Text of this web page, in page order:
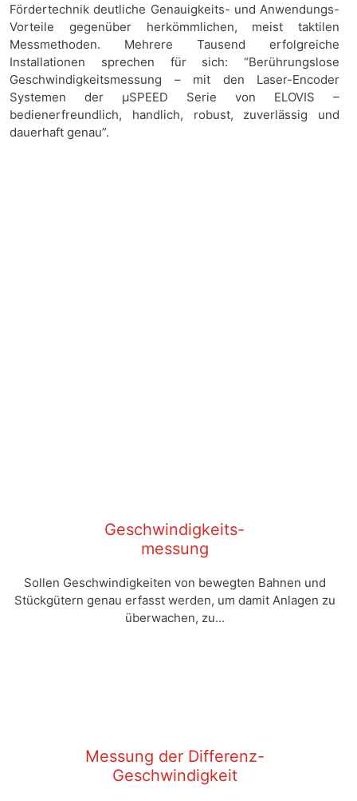
Fördertechnik deutliche Genauigkeits- und Anwendungs-
Vorteile gegenüber herkömmlichen, meist taktilen
Messmethoden. Mehrere Tausend erfolgreiche
Installationen sprechen für sich: “Berührungslose
Geschwindigkeitsmessung – mit den Laser-Encoder
Systemen der µSPEED Serie von ELOVIS –
bedienerfreundlich, handlich, robust, zuverlässig und
dauerhaft genau”.
Geschwindigkeits-
messung
Sollen Geschwindigkeiten von bewegten Bahnen und
Stückgütern genau erfasst werden, um damit Anlagen zu
überwachen, zu...
Messung der Differenz-
Geschwindigkeit